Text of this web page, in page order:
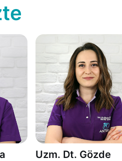
Uzm. Dt. Gözde